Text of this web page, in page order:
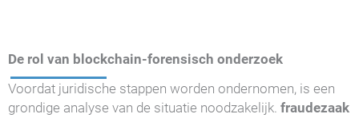
De rol van blockchain-forensisch onderzoek
Voordat juridische stappen worden ondernomen, is een
grondige analyse van de situatie noodzakelijk. fraudezaak